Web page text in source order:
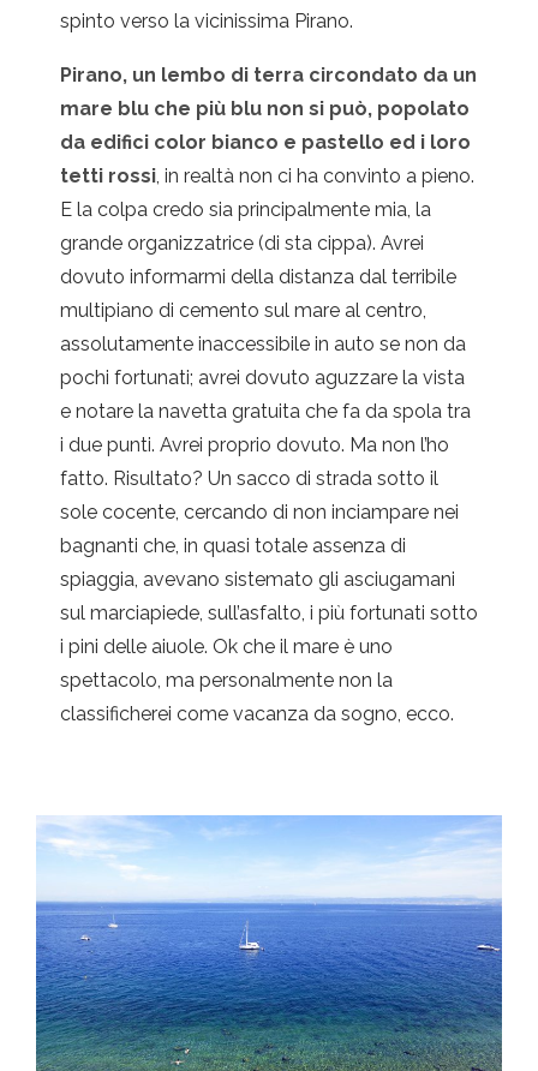
spinto verso la vicinissima Pirano.
Pirano, un lembo di terra circondato da un
mare blu che più blu non si può, popolato
da edifici color bianco e pastello ed i loro
tetti rossi, in realtà non ci ha convinto a pieno.
E la colpa credo sia principalmente mia, la
grande organizzatrice (di sta cippa). Avrei
dovuto informarmi della distanza dal terribile
multipiano di cemento sul mare al centro,
assolutamente inaccessibile in auto se non da
pochi fortunati; avrei dovuto aguzzare la vista
e notare la navetta gratuita che fa da spola tra
i due punti. Avrei proprio dovuto. Ma non l’ho
fatto. Risultato? Un sacco di strada sotto il
sole cocente, cercando di non inciampare nei
bagnanti che, in quasi totale assenza di
spiaggia, avevano sistemato gli asciugamani
sul marciapiede, sull’asfalto, i più fortunati sotto
i pini delle aiuole. Ok che il mare è uno
spettacolo, ma personalmente non la
classificherei come vacanza da sogno, ecco.